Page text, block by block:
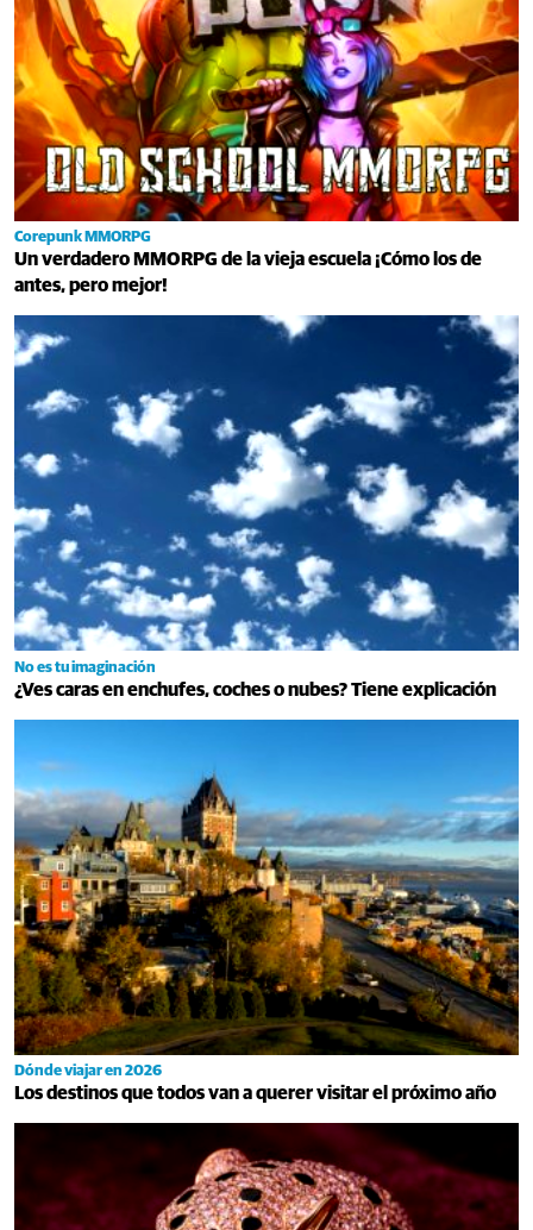
Corepunk MMORPG
Un verdadero MMORPG de la vieja escuela ¡Cómo los de
antes, pero mejor!
No es tu imaginación
¿Ves caras en enchufes, coches o nubes? Tiene explicación
Dónde viajar en 2026
Los destinos que todos van a querer visitar el próximo año